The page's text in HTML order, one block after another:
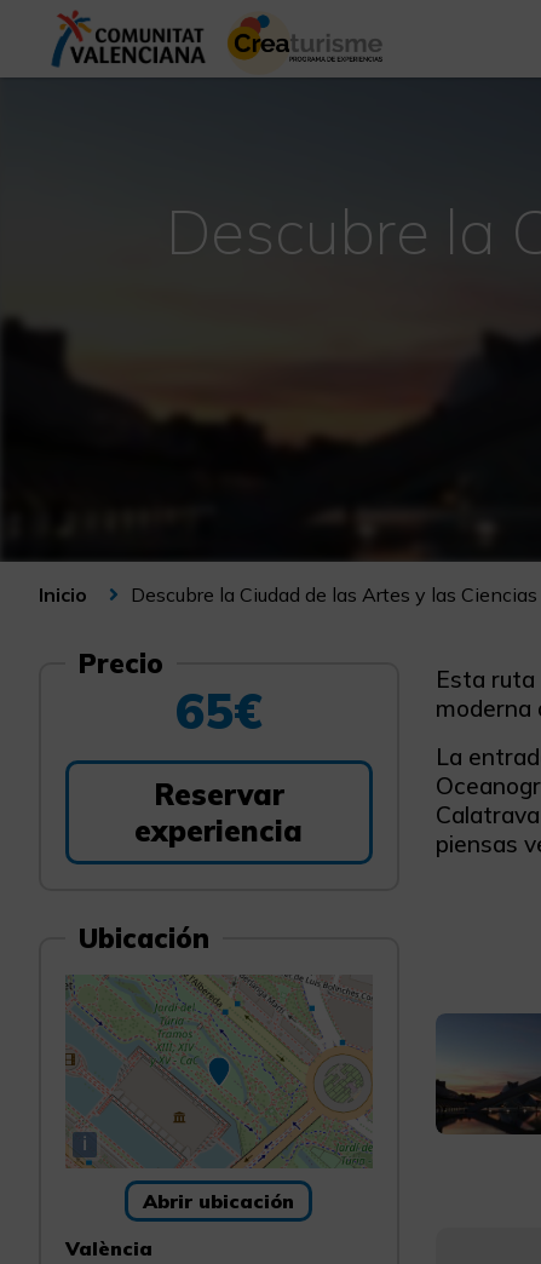
Descubre la
Inicio Descubre la Ciudad de las Artes y las Ciencias
Precio
65€
Reservar
experiencia
Ubicación
i
Abrir ubicación
València
Esta ruta
moderna
La
piensas